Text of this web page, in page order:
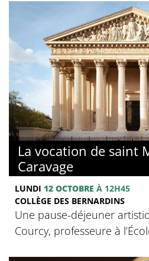
La vocation de saint
Caravage
LUNDI 12 OCTOBRE À 12H45
COLLÈGE DES BERNARDINS
Une pause-déjeuner
Courcy, professeure à